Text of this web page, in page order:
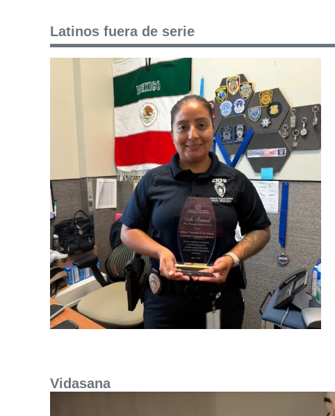
Latinos fuera de serie
Vidasana